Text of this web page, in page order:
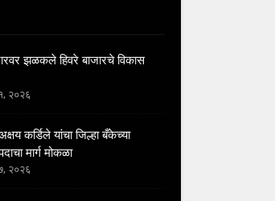
झळकले हिवरे बाजारचे विकास
२०२६
कर्डिले यांचा जिल्हा बँकेच्या
मार्ग मोकळा
२०२६